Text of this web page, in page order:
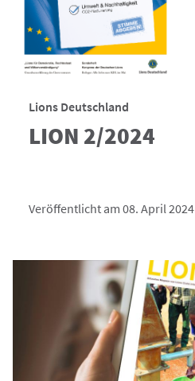
Lions Deutschland
LION 2/2024
Veröffentlicht am 08. April 2024